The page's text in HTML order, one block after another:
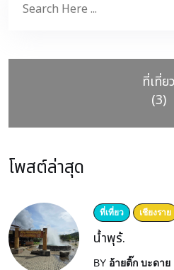
ที่เที่ยว
(3)
โพสต์ล่าสุด
ที่เที่ยว เชียงราย
น้ำพุร้.
BY อ้ายติ๊ก บะดาย